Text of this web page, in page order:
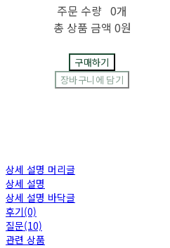
주문 수량 0개
총 상품 금액 0원
구매하기
장바구니에 담기
상세 설명 머리글
상세 설명
상세 설명 바닥글
후기(0)
질문(10)
관련 상품